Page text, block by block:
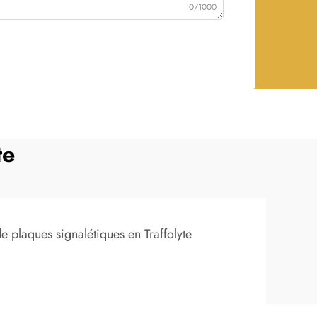
0/1000
plaques signalétiques en Traffolyte